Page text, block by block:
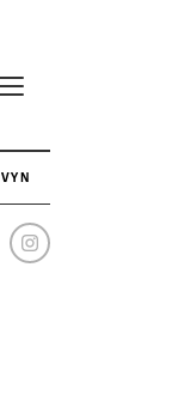
I SIMPELHET